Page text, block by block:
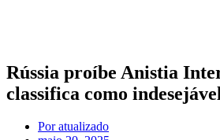
Rússia proíbe Anistia
classifica como indesejável
Poratualizado